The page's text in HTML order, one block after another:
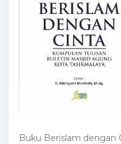
Buku Berislam dengan